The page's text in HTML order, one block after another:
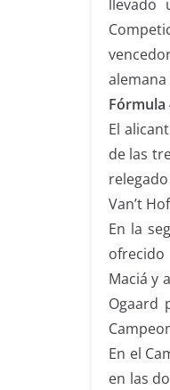
llevado
Fórmula
El
de las
Van’t
En la
ofrecido
Maciá y
Ogaard
En el
en las